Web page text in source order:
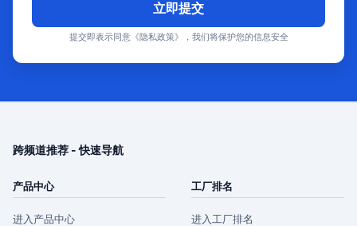
立即提交
提交即表示同意《隐私政策》，我们将保护您的信息安全
跨频道推荐 - 快速导航
产品中心
进入产品中心
工厂排名
进入工厂排名